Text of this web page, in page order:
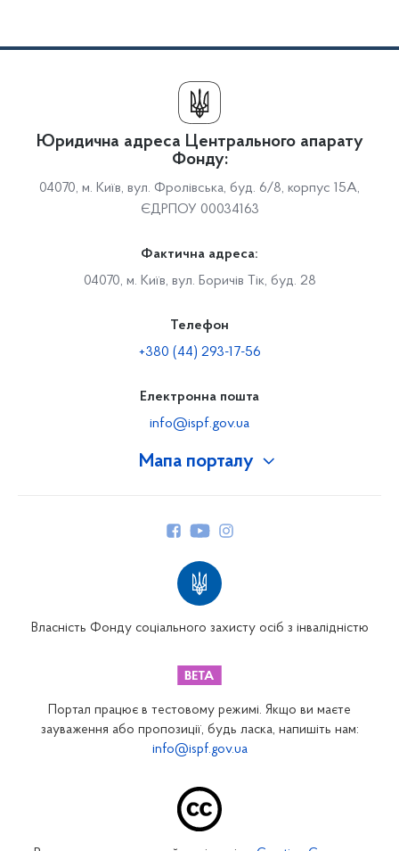
Мапа порталу
Закарпатське відділення
Запорізьке відділення
Юридична адреса Центрального апарату
Фонду:
04070, м. Київ, вул. Фролівська, буд. 6/8, корпус 15А,
ЄДРПОУ 00034163
Фактична адреса:
04070, м. Київ, вул. Боричів Тік, буд. 28
Телефон
+380 (44) 293-17-56
Електронна пошта
info@ispf.gov.ua
Власність Фонду соціального захисту осіб з інвалідністю
Портал працює в тестовому режимі. Якщо ви маєте
зауваження або пропозиції, будь ласка, напишіть нам:
info@ispf.gov.ua